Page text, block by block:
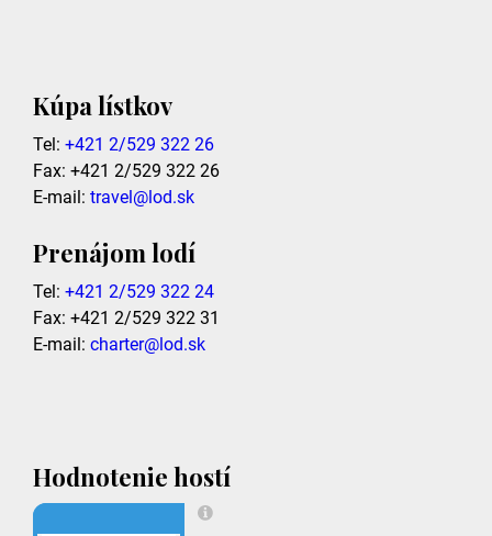
Kúpa lístkov
Tel: +421 2/529 322 26
Fax: +421 2/529 322 26
E-mail: travel@lod.sk
Prenájom lodí
Tel: +421 2/529 322 24
Fax: +421 2/529 322 31
E-mail: charter@lod.sk
Hodnotenie hostí